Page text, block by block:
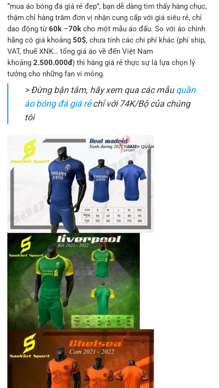
“mua áo bóng đá giá rẻ đẹp”, bạn dễ dàng tìm thấy hàng chục,
thậm chỉ hàng trăm đơn vị nhận cung cấp với giá siêu rẻ, chỉ
dao động từ60k –70k cho một mẫu áo đấu. So với áo chính
hãng có giá khoảng 50$, chưa tính các chi phí khác (phí ship,
VAT, thuế XNK… tổng giá áo về đến Việt Nam
khoảng 2.500.000đ) thì hàng giá rẻ thực sự là lựa chọn lý
tưởng cho những fan ví mỏng.
> Đừng bận tâm, hãy xem qua các mẫuquần
áo bóng đá giá rẻchỉ với 74K/Bộ của chúng
tôi